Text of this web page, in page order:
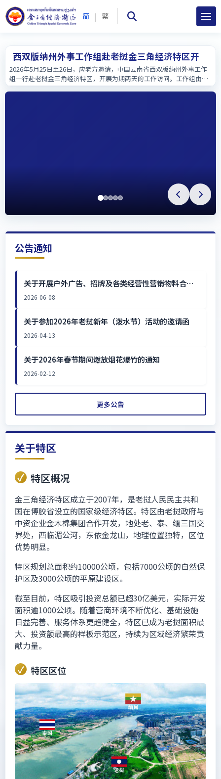
简 | 繁
西双版纳州外事工作组赴老挝金三角经济特区开展
工作访问—深化澜湄文旅合作 筑牢中老友好桥梁
2026年5月25日至26日，应老方邀请，中国云南省西双版纳州外事工作
组一行赴老挝金三角经济特区，开展为期两天的工作访问。工作组由西
双版纳州外办副主任刀琦带队，州外办及景洪市、勐海县、勐腊县外事
公告通知
关于开展户外广告、招牌及各类经营性营销物料合规
检查及推进规范制作工作的通知
2026-06-08
关于参加2026年老挝新年（泼水节）活动的邀请函
2026-04-13
关于2026年春节期间燃放烟花爆竹的通知
2026-02-12
更多公告
关于特区
特区概况
金三角经济特区成立于2007年，是老挝人民民主共和
国在博胶省设立的国家级经济特区。特区由老挝政府与
中资企业金木棉集团合作开发，地处老、泰、缅三国交
界处，西临湄公河，东依金龙山，地理位置独特，区位
优势明显。
特区规划总面积约10000公顷，包括7000公顷的自然保
护区及3000公顷的平原建设区。
截至目前，特区吸引投资总额已超30亿美元，实际开发
面积逾1000公顷。随着营商环境不断优化、基础设施
日益完善、服务体系更趋健全，特区已成为老挝面积最
大、投资额最高的样板示范区，持续为区域经济繁荣贡
献力量。
特区区位